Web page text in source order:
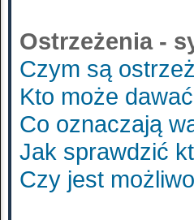
Ostrzeżenia -
Czym są
Kto może
Co oznaczają
Jak sprawdzić
Czy jest